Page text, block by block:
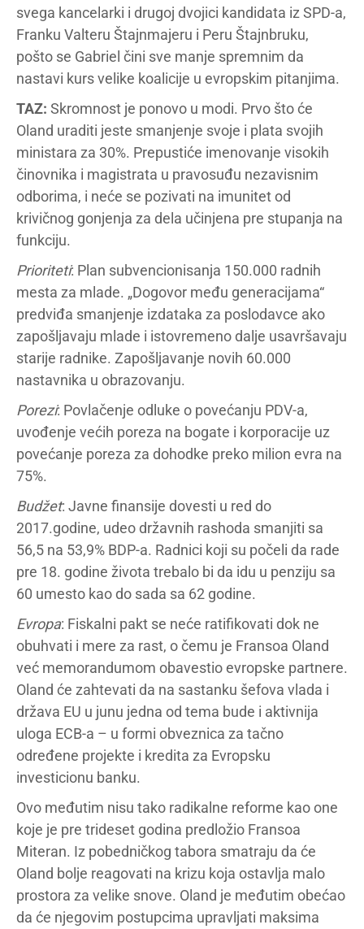
svega kancelarki i drugoj dvojici kandidata iz SPD-a,
Franku Valteru Štajnmajeru i Peru Štajnbruku,
pošto se Gabriel čini sve manje spremnim da
nastavi kurs velike koalicije u evropskim pitanjima.
TAZ: Skromnost je ponovo u modi. Prvo što će
Oland uraditi jeste smanjenje svoje i plata svojih
ministara za 30%. Prepustiće imenovanje visokih
činovnika i magistrata u pravosuđu nezavisnim
odborima, i neće se pozivati na imunitet od
krivičnog gonjenja za dela učinjena pre stupanja na
funkciju.
Prioriteti: Plan subvencionisanja 150.000 radnih
mesta za mlade. „Dogovor među generacijama“
predviđa smanjenje izdataka za poslodavce ako
zapošljavaju mlade i istovremeno dalje usavršavaju
starije radnike. Zapošljavanje novih 60.000
nastavnika u obrazovanju.
Porezi: Povlačenje odluke o povećanju PDV-a,
uvođenje većih poreza na bogate i korporacije uz
povećanje poreza za dohodke preko milion evra na
75%.
Budžet: Javne finansije dovesti u red do
2017.godine, udeo državnih rashoda smanjiti sa
56,5 na 53,9% BDP-a. Radnici koji su počeli da rade
pre 18. godine života trebalo bi da idu u penziju sa
60 umesto kao do sada sa 62 godine.
Evropa: Fiskalni pakt se neće ratifikovati dok ne
obuhvati i mere za rast, o čemu je Fransoa Oland
već memorandumom obavestio evropske partnere.
Oland će zahtevati da na sastanku šefova vlada i
država EU u junu jedna od tema bude i aktivnija
uloga ECB-a – u formi obveznica za tačno
određene projekte i kredita za Evropsku
investicionu banku.
Ovo međutim nisu tako radikalne reforme kao one
koje je pre trideset godina predložio Fransoa
Miteran. Iz pobedničkog tabora smatraju da će
Oland bolje reagovati na krizu koja ostavlja malo
prostora za velike snove. Oland je međutim obećao
da će njegovim postupcima upravljati maksima